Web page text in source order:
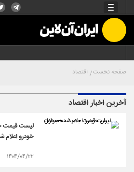
صفحه نخست اقتصاد
آخرین اخبار اقتصاد
لیست قیمت
خودرو
۱۴۰۴/۰۴/۲۲